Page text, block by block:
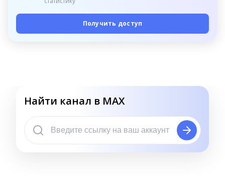
Получить доступ
Найти канал в MAX